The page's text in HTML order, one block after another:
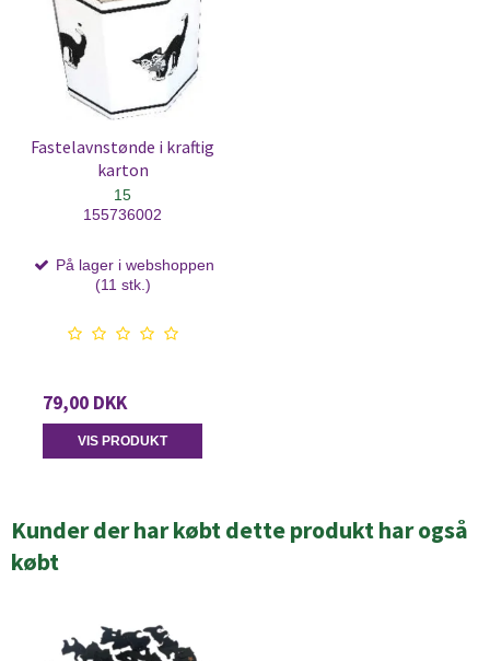
Fastelavnstønde i kraftig
karton
15
155736002
På lager i webshoppen
(11 stk.)
79,00 DKK
VIS PRODUKT
Kunder der har købt dette produkt har også
købt